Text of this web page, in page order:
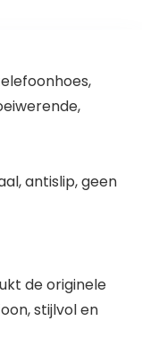
antislip, geen
de originele
stijlvol en